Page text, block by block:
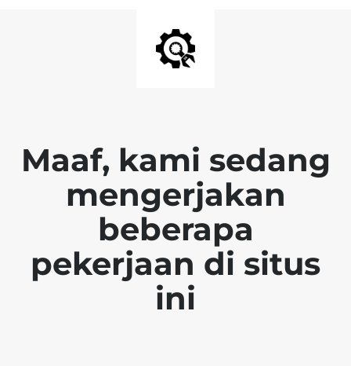
Maaf, kami sedang
mengerjakan
beberapa
pekerjaan di situs
ini